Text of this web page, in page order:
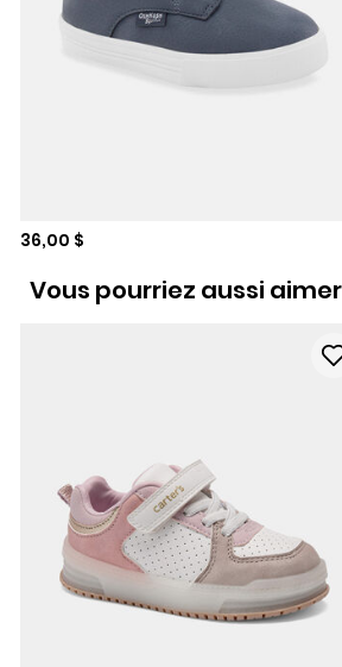
Prix de solde
36,00 $
Vous pourriez aussi